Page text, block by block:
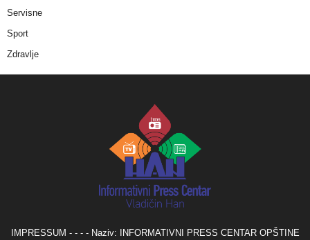
Servisne
Sport
Zdravlje
IMPRESSUM - - - - Naziv: INFORMATIVNI PRESS CENTAR OPŠTINE